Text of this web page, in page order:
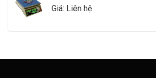
Giá: Liên hệ